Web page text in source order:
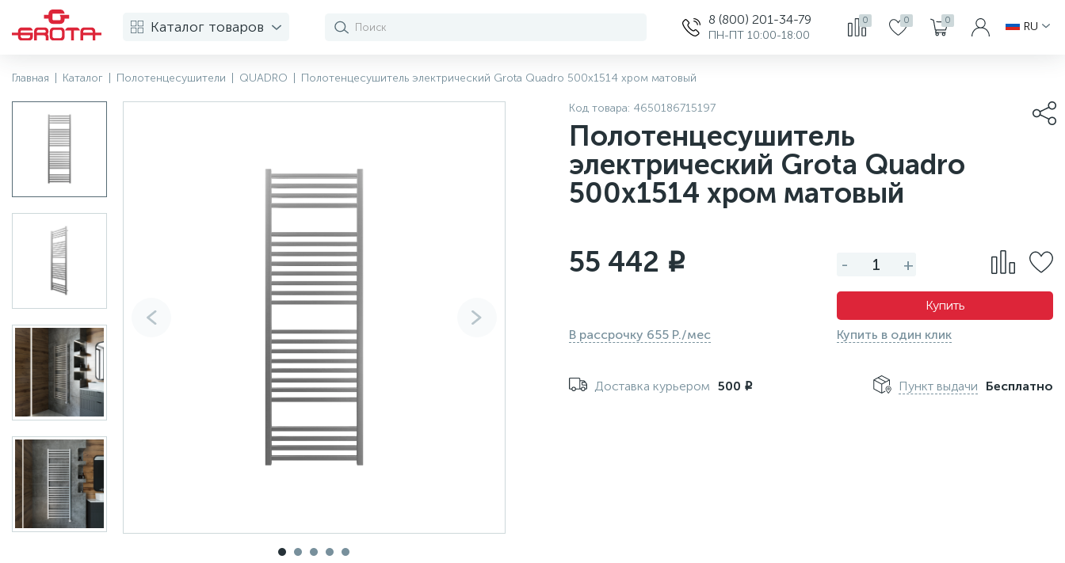
Каталог товаров 8 (800) 201-34-79
ПН-ПТ 10:00-18:00
0 0 0 RU
Главная Каталог Полотенцесушители QUADRO Полотенцесушитель электрический Grota Quadro 500х1514 хром матовый
Код товара: 4650186715197
Полотенцесушитель
электрический Grota Quadro
500х1514 хром матовый
55 442 i
В рассрочку 655 Р./мес
- +
Купить
Купить в один клик
Доставка курьером 500 i Пункт выдачи Бесплатно